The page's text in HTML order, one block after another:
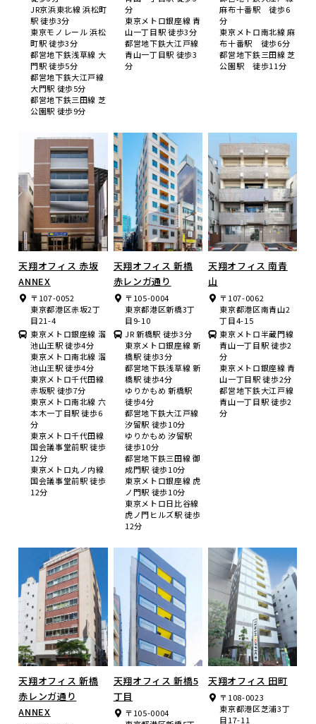
JR京浜東北線 浜松町
駅 徒歩3分
東京モノレール 浜松
町駅 徒歩3分
都営地下鉄浅草線 大
門駅 徒歩5分
都営地下鉄大江戸線
大門駅 徒歩5分
都営地下鉄三田線 芝
公園駅 徒歩9分
分
東京メトロ銀座線 青
山一丁目駅 徒歩3分
都営地下鉄大江戸線
青山一丁目駅 徒歩3
分
麻布十番駅 徒歩6
分
東京メトロ南北線 麻
布十番駅 徒歩6分
都営地下鉄三田線 芝
公園駅 徒歩11分
天翔オフィス 赤坂
ANNEX
〒107-0052
東京都港区赤坂2丁
目21-4
東京メトロ銀座線 溜
池山王駅 徒歩4分
東京メトロ南北線 溜
池山王駅 徒歩4分
東京メトロ千代田線
赤坂駅 徒歩7分
東京メトロ南北線 六
本木一丁目駅 徒歩6
分
東京メトロ千代田線
国会議事堂前駅 徒歩
12分
東京メトロ丸ノ内線
国会議事堂前駅 徒歩
12分
天翔オフィス 新橋
赤レンガ通り
〒105-0004
東京都港区新橋3丁
目9-10
JR 新橋駅 徒歩3分
東京メトロ銀座線 新
橋駅 徒歩3分
都営地下鉄浅草線 新
橋駅 徒歩4分
ゆりかもめ 新橋駅
徒歩4分
都営地下鉄大江戸線
汐留駅 徒歩10分
ゆりかもめ 汐留駅
徒歩10分
都営地下鉄三田線 御
成門駅 徒歩10分
東京メトロ銀座線 虎
ノ門駅 徒歩10分
東京メトロ日比谷線
虎ノ門ヒルズ駅 徒歩
12分
天翔オフィス 南青
山
〒107-0062
東京都港区南青山2
丁目4-15
東京メトロ半蔵門線
青山一丁目駅 徒歩2
分
東京メトロ銀座線 青
山一丁目駅 徒歩2分
都営地下鉄大江戸線
青山一丁目駅 徒歩2
分
天翔オフィス 新橋
赤レンガ通り
ANNEX
天翔オフィス 新橋5
丁目
〒105-0004
天翔オフィス 田町
〒108-0023
東京都港区芝浦3丁
目17-11